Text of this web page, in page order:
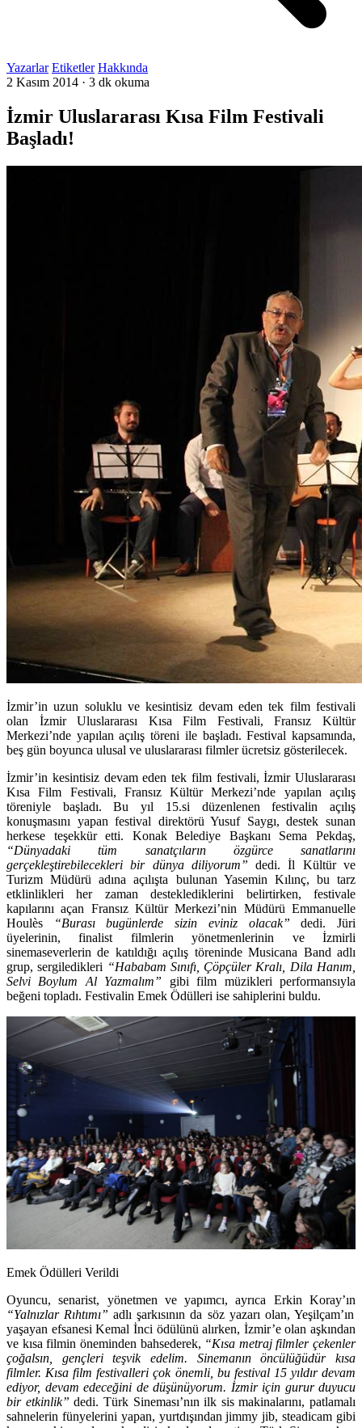
Yazarlar Etiketler Hakkında
2 Kasım 2014 · 3 dk okuma
İzmir Uluslararası Kısa Film Festivali
Başladı!
İzmir’in uzun soluklu ve kesintisiz devam eden tek film festivali
olan İzmir Uluslararası Kısa Film Festivali, Fransız Kültür
Merkezi’nde yapılan açılış töreni ile başladı. Festival kapsamında,
beş gün boyunca ulusal ve uluslararası filmler ücretsiz gösterilecek.
İzmir’in kesintisiz devam eden tek film festivali,İzmir Uluslararası
Kısa Film Festivali, Fransız Kültür Merkezi’nde yapılan açılış
töreniyle başladı. Bu yıl 15.si düzenlenen festivalin açılış
konuşmasını yapan festival direktörüYusuf Saygı, destek sunan
herkese teşekkür etti. Konak Belediye Başkanı Sema Pekdaş,
“Dünyadaki tüm sanatçıların özgürce sanatlarını
gerçekleştirebilecekleri bir dünya diliyorum” dedi. İl Kültür ve
Turizm Müdürü adına açılışta bulunan Yasemin Kılınç, bu tarz
etklinlikleri her zaman desteklediklerini belirtirken, festivale
kapılarını açan Fransız Kültür Merkezi’nin Müdürü Emmanuelle
Houlès
“Burası bugünlerde sizin eviniz olacak” dedi. Jüri
üyelerinin, finalist filmlerin yönetmenlerinin ve İzmirli
sinemaseverlerin de katıldığı açılış töreninde Musicana Band adlı
grup, sergiledikleri “Hababam Sınıfı, Çöpçüler Kralı, Dila Hanım,
Selvi Boylum Al Yazmalım” gibi film müzikleri performansıyla
beğeni topladı. Festivalin Emek Ödülleri ise sahiplerini buldu.
Emek Ödülleri Verildi
Oyuncu, senarist, yönetmen ve yapımcı, ayrıca Erkin Koray’ın
“Yalnızlar Rıhtımı” adlı şarkısının da söz yazarı olan, Yeşilçam’ın
yaşayan efsanesiKemal İnci ödülünü alırken, İzmir’e olan aşkından
ve kısa filmin öneminden bahsederek, “Kısa metraj filmler çekenler
çoğalsın, gençleri teşvik edelim. Sinemanın öncülüğüdür kısa
filmler. Kısa film festivalleri çok önemli, bu festival 15 yıldır devam
ediyor, devam edeceğini de düşünüyorum. İzmir için gurur duyucu
bir etkinlik” dedi. Türk Sineması’nın ilk sis makinalarını, patlamalı
sahnelerin fünyelerini yapan, yurtdışından jimmy jib, steadicam gibi